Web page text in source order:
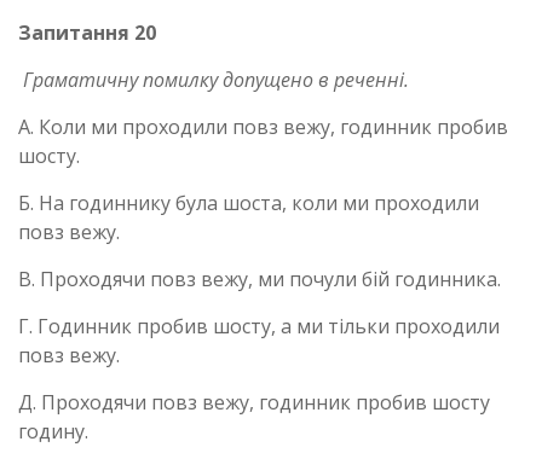
Запитання 20
Граматичну помилку допущено в реченні.
А. Коли ми проходили повз вежу, годинник пробив
шосту.
Б. На годиннику була шоста, коли ми проходили
повз вежу.
В. Проходячи повз вежу, ми почули бій годинника.
Г. Годинник пробив шосту, а ми тільки проходили
повз вежу.
Д. Проходячи повз вежу, годинник пробив шосту
годину.